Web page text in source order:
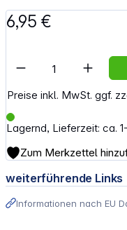
6,95 €
Preise inkl. MwSt. ggf.
Lagernd, Lieferzeit: ca.
Artikel Anzahl:
Zum Merkzettel
weiterführende Links
Informationen nach EU